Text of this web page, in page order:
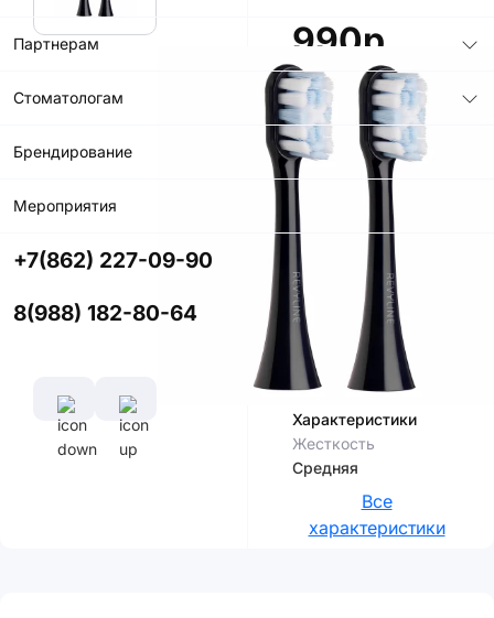
Партнерам
Стоматологам
Брендирование
Мероприятия
+7(862) 227-09-90
8(988) 182-80-64
990р.
В корзину
Купить в
приложении
со скидкой
Цвет
Характеристики
Жесткость
Средняя
Все
характеристики